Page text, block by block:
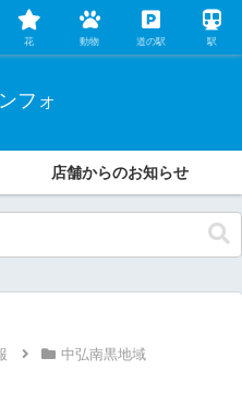
の観光・グルメ情報などオススメす
り伝えます。
フォ
店舗からのお知らせ
中弘南黒地域
花 動物 道の駅 駅